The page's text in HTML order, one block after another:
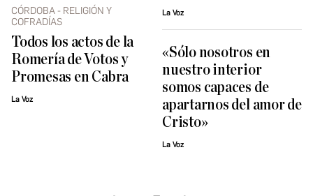
CÓRDOBA - RELIGIÓN Y
COFRADÍAS
Todos los actos de la
Romería de Votos y
Promesas en Cabra
La Voz
La Voz
«Sólo nosotros en
nuestro interior
somos capaces de
apartarnos del amor de
Cristo»
La Voz